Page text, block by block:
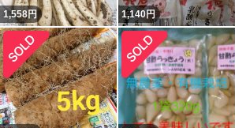
1,558円 1,140円